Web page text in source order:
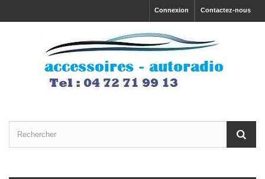
Contactez-nous
Connexion